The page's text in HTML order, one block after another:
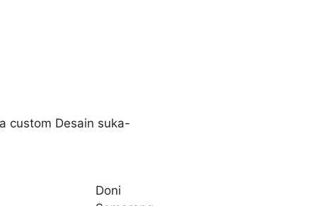
custom Desain suka-
Doni